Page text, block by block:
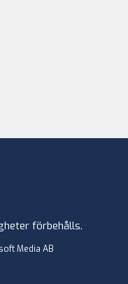
förbehålls.
Media AB